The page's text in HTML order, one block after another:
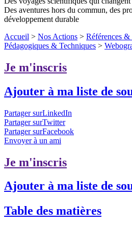
Des aventures hors du commun, des
développement durable
Accueil > Nos Actions > Références &
Pédagogiques & Techniques >
Je m'inscris
Ajouter à ma liste de
Partager surLinkedIn
Partager surTwitter
Partager surFacebook
Envoyer à un ami
Je m'inscris
Ajouter à ma liste de
Table des matières